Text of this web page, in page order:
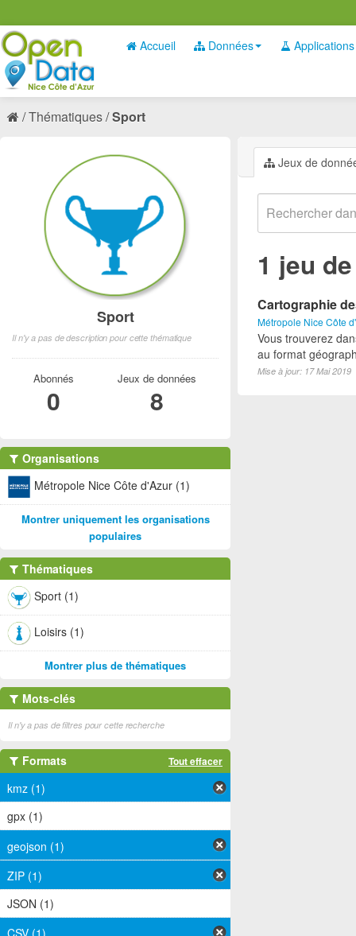
Accueil Données Applications
Thématiques Sport
Jeux de
1 jeu
Cartographie
Métropole Nice Côte
Vous trouverez
au format
Mise à jour: 17 Mai 2019
Sport
Il n'y a pas de description pour cette thématique
Abonnés
0
Jeux de données
8
Organisations
Métropole Nice Côte d'Azur (1)
Montrer uniquement les organisations
populaires
Thématiques
Sport (1)
Loisirs (1)
Montrer plus de thématiques
Mots-clés
Il n'y a pas de filtres pour cette recherche
Formats Tout effacer
kmz (1)
gpx (1)
geojson (1)
ZIP (1)
JSON (1)